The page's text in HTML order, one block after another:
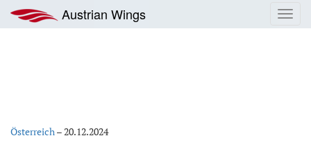
Inhalt
springen
Austrian Wings
Österreich–20.12.2024